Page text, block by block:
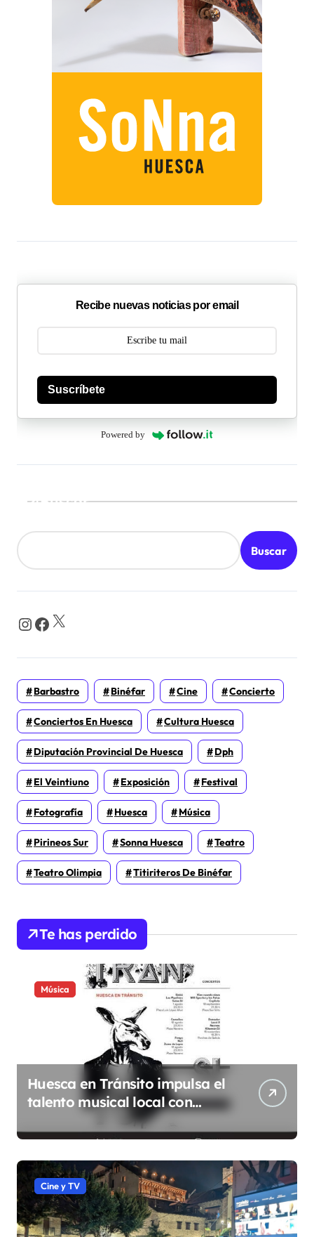
Recibe nuevas noticias por email
Suscríbete
Powered by
Buscar
Buscar
InstagramFacebook X
Barbastro Binéfar Cine Concierto
Conciertos En Huesca Cultura Huesca
Diputación Provincial De Huesca Dph
El Veintiuno Exposición Festival
Fotografía Huesca Música
Pirineos Sur Sonna Huesca Teatro
Teatro Olimpia Titiriteros De Binéfar
Te has perdido
Música
Huesca en Tránsito impulsa el
talento musical local con
conciertos durante todo 2026
Cine y TV